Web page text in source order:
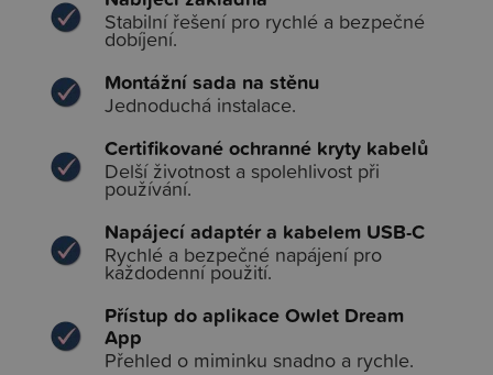
Stabilní řešení pro rychlé a bezpečné
dobíjení.
Montážní sada na stěnu
Jednoduchá instalace.
Certifikované ochranné kryty kabelů
Delší životnost a spolehlivost při
používání.
Napájecí adaptér a kabelem USB-C
Rychlé a bezpečné napájení pro
každodenní použití.
Přístup do aplikace Owlet Dream
App
Přehled o miminku snadno a rychle.